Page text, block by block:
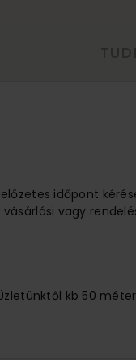
időpont
vagy
kb 50